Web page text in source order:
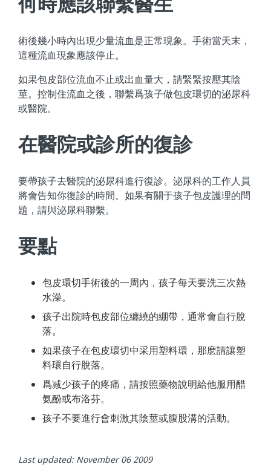
術後幾小時內出現少量流血是正常現象。手術當天末，
這種流血現象應該停止。
如果包皮部位流血不止或出血量大，請緊緊按壓其陰
莖。控制住流血之後，聯繫爲孩子做包皮環切的泌尿科
或醫院。
在醫院或診所的復診
要帶孩子去醫院的泌尿科進行復診。泌尿科的工作人員
將會告知你復診的時間。如果有關于孩子包皮護理的問
題，請與泌尿科聯繫。
要點
包皮環切手術後的一周內，孩子每天要洗三次熱
水澡。
孩子出院時包皮部位纏繞的綳帶，通常會自行脫
落。
如果孩子在包皮環切中采用塑料環，那麽請讓塑
料環自行脫落。
爲减少孩子的疼痛，請按照藥物說明給他服用醋
氨酚或布洛芬。
孩子不要進行會刺激其陰莖或腹股溝的活動。
Last updated: November 06 2009